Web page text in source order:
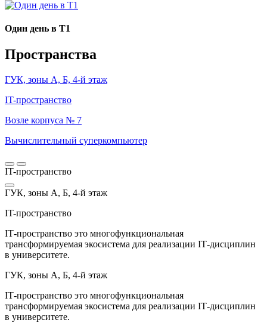
Один день в Т1
Пространства
ГУК, зоны А, Б, 4-й этаж
IT-пространство
Возле корпуса № 7
Вычислительный суперкомпьютер
IT-пространство
ГУК, зоны А, Б, 4-й этаж
IT-пространство
IT‑пространство это многофункциональная
трансформируемая экосистема для реализации IT‑дисциплин
в университете.
ГУК, зоны А, Б, 4-й этаж
IT‑пространство это многофункциональная
трансформируемая экосистема для реализации IT‑дисциплин
в университете.